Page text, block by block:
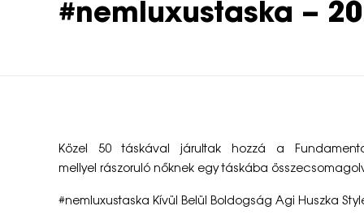
#nemluxustaska –
#
n
e
Közel 50 táskával járultak hozzá a
mellyel rászoruló nők­nek egy táskába
#nemluxustaska Kívül Belül Boldogság Agi Huszka